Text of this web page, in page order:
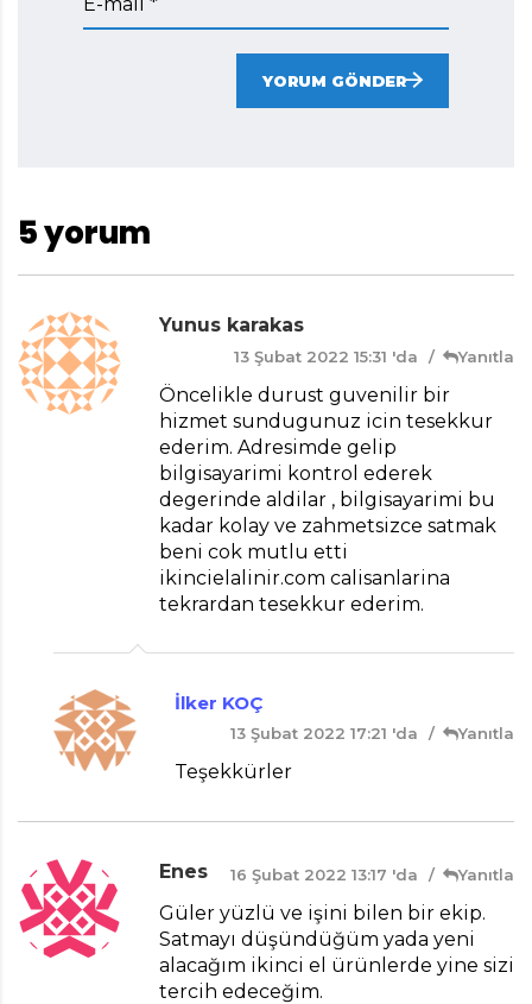
YORUM GÖNDER
5 yorum
Yunus karakas
13 Şubat 2022 15:31 'da Yanıtla
Öncelikle durust guvenilir bir
hizmet sundugunuz icin tesekkur
ederim. Adresimde gelip
bilgisayarimi kontrol ederek
degerinde aldilar , bilgisayarimi bu
kadar kolay ve zahmetsizce satmak
beni cok mutlu etti
ikincielalinir.com calisanlarina
tekrardan tesekkur ederim.
İlker KOÇ
13 Şubat 2022 17:21 'da Yanıtla
Teşekkürler
Enes 16 Şubat 2022 13:17 'da Yanıtla
Güler yüzlü ve işini bilen bir ekip.
Satmayı düşündüğüm yada yeni
alacağım ikinci el ürünlerde yine sizi
tercih edeceğim.